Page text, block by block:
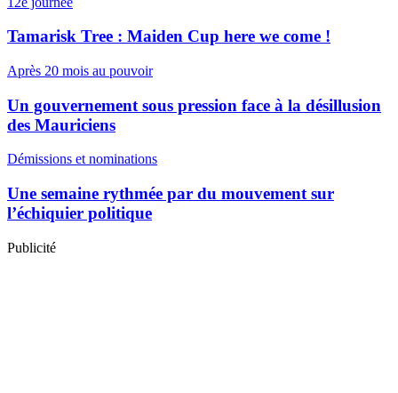
Tamarisk Tree : Maiden Cup here we come !
Après 20 mois au pouvoir
Un gouvernement sous pression face à la désillusion
des Mauriciens
Démissions et nominations
Une semaine rythmée par du mouvement sur
l’échiquier politique
Publicité